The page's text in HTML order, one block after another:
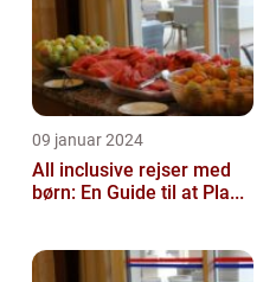
09 januar 2024
All inclusive rejser med
børn: En Guide til at Pla...